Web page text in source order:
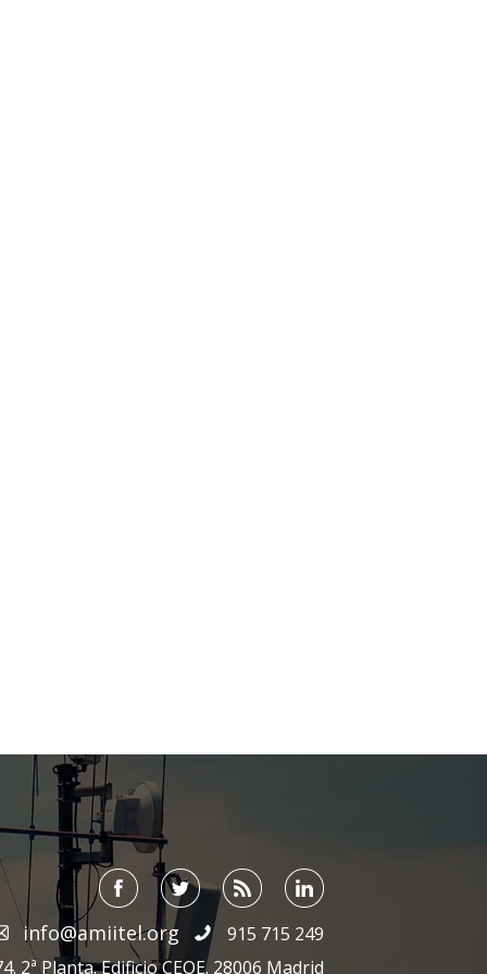
info@amiitel.org
915 715 249
2ª Planta. Edificio CEOE. 28006 Madrid